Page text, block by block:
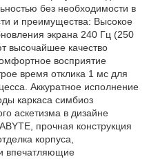
без необходимости в
и преимущества: Высокое
экрана 240 Гц (250
высочайшее качество
восприятие
время отклика 1 мс для
Аккуратное исполнение
каркаса симбиоз
аскетизма в дизайне
прочная конструкция
корпуса,
впечатляющие